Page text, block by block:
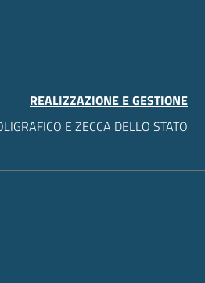
REALIZZAZIONE E GESTIONE
E ZECCA DELLO STATO